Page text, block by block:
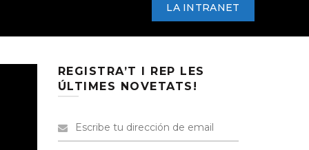
LA INTRANET
REGISTRA’T I REP LES
ÚLTIMES NOVETATS!